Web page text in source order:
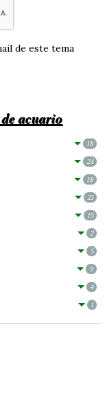
de este tema
acuario
18
24
18
21
15
2
5
9
4
1